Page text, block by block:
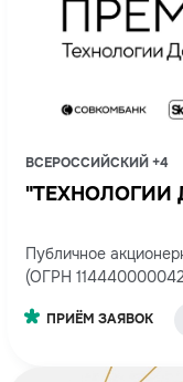
ВСЕРОССИЙСКИЙ +4
"ТЕХНОЛОГИИ
Публичное
(ОГРН
новых технологий
ПРИЁМ ЗАЯВОК